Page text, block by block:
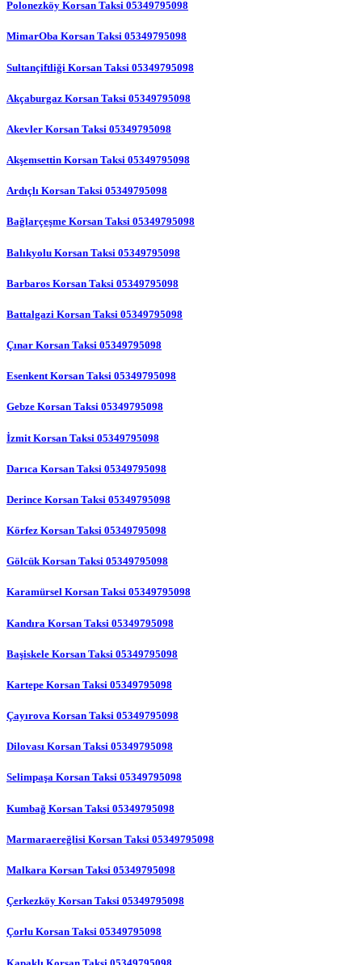
Polonezköy Korsan Taksi 05349795098
MimarOba Korsan Taksi 05349795098
Sultançiftliği Korsan Taksi 05349795098
Akçaburgaz Korsan Taksi 05349795098
Akevler Korsan Taksi 05349795098
Akşemsettin Korsan Taksi 05349795098
Ardıçlı Korsan Taksi 05349795098
Bağlarçeşme Korsan Taksi 05349795098
Balıkyolu Korsan Taksi 05349795098
Barbaros Korsan Taksi 05349795098
Battalgazi Korsan Taksi 05349795098
Çınar Korsan Taksi 05349795098
Esenkent Korsan Taksi 05349795098
Gebze Korsan Taksi 05349795098
İzmit Korsan Taksi 05349795098
Darıca Korsan Taksi 05349795098
Derince Korsan Taksi 05349795098
Körfez Korsan Taksi 05349795098
Gölcük Korsan Taksi 05349795098
Karamürsel Korsan Taksi 05349795098
Kandıra Korsan Taksi 05349795098
Başiskele Korsan Taksi 05349795098
Kartepe Korsan Taksi 05349795098
Çayırova Korsan Taksi 05349795098
Dilovası Korsan Taksi 05349795098
Selimpaşa Korsan Taksi 05349795098
Kumbağ Korsan Taksi 05349795098
Marmaraereğlisi Korsan Taksi 05349795098
Malkara Korsan Taksi 05349795098
Çerkezköy Korsan Taksi 05349795098
Çorlu Korsan Taksi 05349795098
Kapaklı Korsan Taksi 05349795098